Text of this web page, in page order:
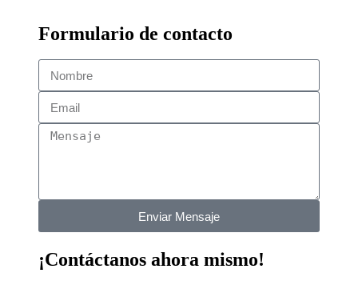
Formulario de contacto
Enviar Mensaje
¡Contáctanos ahora mismo!